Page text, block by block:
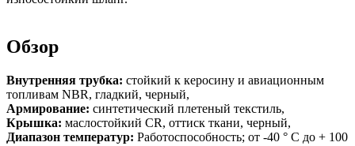
Обзор
Внутренняя трубка: стойкий к керосину и авиационным
топливам NBR, гладкий, черный,
Армирование: синтетический плетеный текстиль,
Крышка: маслостойкий CR, оттиск ткани, черный,
Диапазон температур: Работоспособность; от -40 ° C до + 100